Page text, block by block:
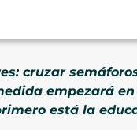
cruzar
empezará
está la